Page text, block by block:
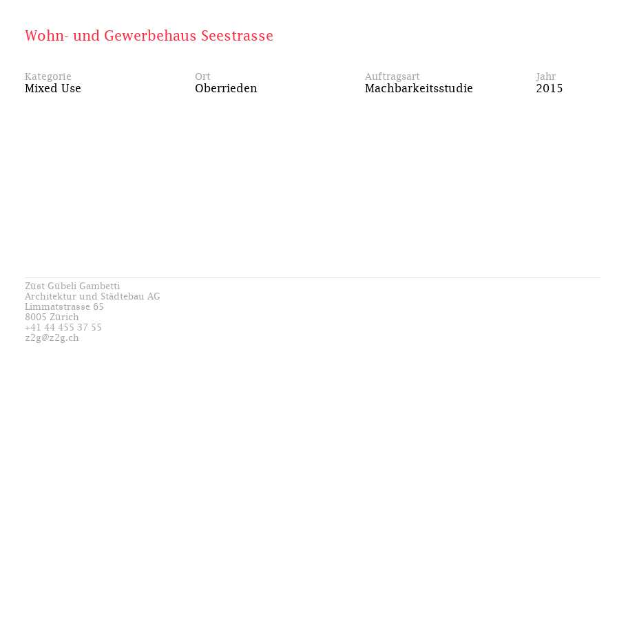
Wohn- und Gewerbehaus Seestrasse
Kategorie
Mixed Use
Ort
Oberrieden
Auftragsart
Machbarkeitsstudie
Jahr
2015
Züst Gübeli Gambetti
Architektur und Städtebau AG
Limmatstrasse 65
8005 Zürich
+41 44 455 37 55
z2g@z2g.ch